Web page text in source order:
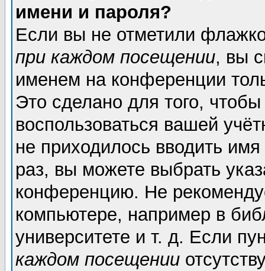
имени и пароля?
Если вы не отметили
при каждом посещении, вы
именем на конференции
Это сделано для того, чтобы
воспользоваться вашей
не приходилось вводить
раз, вы можете выбрать
конференцию. Не
компьютере, например в
университете и т. д. Если
каждом посещении